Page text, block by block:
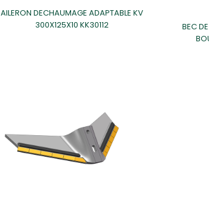
AILERON DECHAUMAGE ADAPTABLE KV
300X125X10 KK30112
BEC